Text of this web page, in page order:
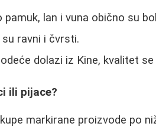
lan i vuna obično su
ravni i čvrsti.
dolazi iz Kine, kvalitet
ili pijace?
markirane proizvode po